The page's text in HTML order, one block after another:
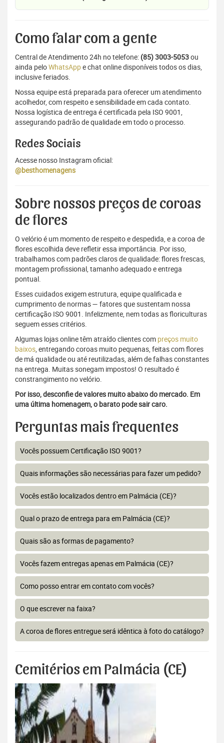
Como falar com a gente
Central de Atendimento 24h no telefone: (85) 3003-5053ou
ainda peloWhatsAppe chat online disponíveis todos os dias,
inclusive feriados.
Nossa equipe está preparada para oferecer um atendimento
acolhedor, com respeito e sensibilidade em cada contato.
Nossa logística de entrega é certificada pela ISO 9001,
assegurando padrão de qualidade em todo o processo.
Redes Sociais
Acesse nosso Instagram oficial:
@besthomenagens
Sobre nossos preços de coroas
de flores
O velório é um momento de respeito e despedida, e a coroa de
flores escolhida deve refletir essa importância. Por isso,
trabalhamos com padrões claros de qualidade: flores frescas,
montagem profissional, tamanho adequado e entrega
pontual.
Esses cuidados exigem estrutura, equipe qualificada e
cumprimento de normas — fatores que sustentam nossa
certificação ISO 9001. Infelizmente, nem todas as floriculturas
seguem esses critérios.
Algumas lojas online têm atraído clientes com preços muito
baixos, entregando coroas muito pequenas, feitas com flores
de má qualidade ou até reutilizadas, além de falhas constantes
na entrega. Muitas sonegam impostos! O resultado é
constrangimento no velório.
Por isso, desconfie de valores muito abaixo do mercado. Em
uma última homenagem, o barato pode sair caro.
Perguntas mais frequentes
Vocês possuem Certificação ISO 9001?
Quais informações são necessárias para fazer um pedido?
Vocês estão localizados dentro em Palmácia (CE)?
Qual o prazo de entrega para em Palmácia (CE)?
Quais são as formas de pagamento?
Vocês fazem entregas apenas em Palmácia (CE)?
Como posso entrar em contato com vocês?
O que escrever na faixa?
A coroa de flores entregue será idêntica à foto do catálogo?
Cemitérios em Palmácia (CE)